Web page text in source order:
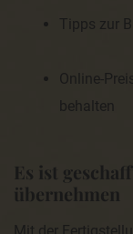
Tipps zur
Online-
behalten
Es ist
übernehmen
Jede betroffene
Richtlinien- und
Daten
hierzu jederzeit
b) Recht auf
betroffene